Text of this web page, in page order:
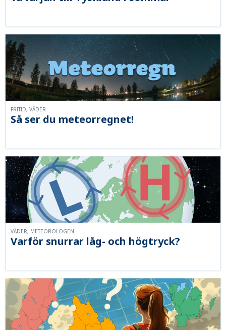
Så ser du meteorregnet!
FRITID, VÄDER
Varför snurrar låg- och högtryck?
VÄDER, METEOROLOGEN